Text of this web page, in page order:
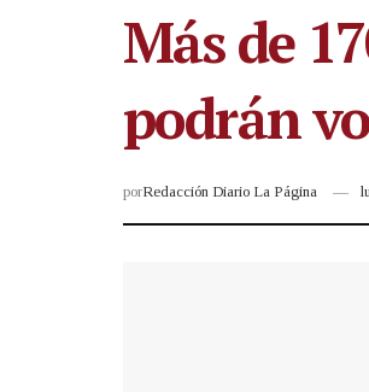
Más de
podrán
porRedacción Diario La Página